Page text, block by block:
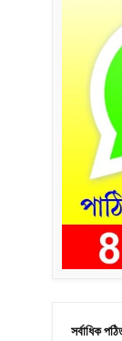
সর্বাধিক